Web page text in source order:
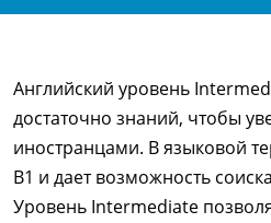
Английский уровень
достаточно знаний, чтобы
иностранцами. В языковой
В1 и дает возможность
Уровень Intermediate